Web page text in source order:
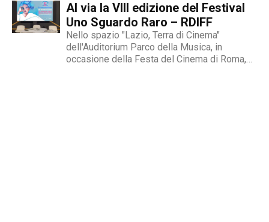
festival cinematografico dedicato al tema
delle malattie...
Al via la VIII edizione del Festival
Uno Sguardo Raro – RDIFF
Nello spazio "Lazio, Terra di Cinema"
dell'Auditorium Parco della Musica, in
occasione della Festa del Cinema di Roma,